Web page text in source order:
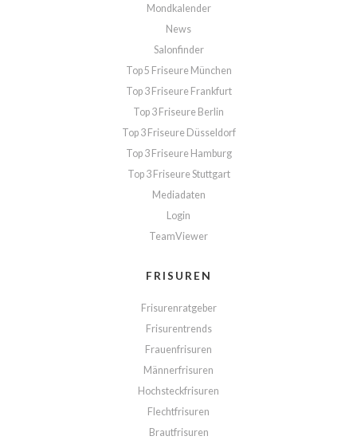
Mondkalender
News
Salonfinder
Top 5 Friseure München
Top 3 Friseure Frankfurt
Top 3 Friseure Berlin
Top 3 Friseure Düsseldorf
Top 3 Friseure Hamburg
Top 3 Friseure Stuttgart
Mediadaten
Login
TeamViewer
FRISUREN
Frisurenratgeber
Frisurentrends
Frauenfrisuren
Männerfrisuren
Hochsteckfrisuren
Flechtfrisuren
Brautfrisuren